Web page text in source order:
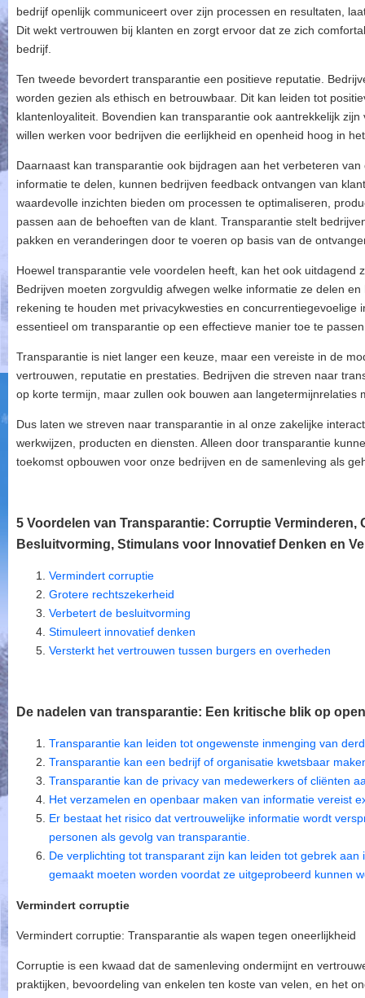
bedrijf openlijk communiceert over zijn processen en resultaten,
Dit wekt vertrouwen bij klanten en zorgt ervoor dat ze zich
bedrijf.
Ten tweede bevordert transparantie een positieve reputatie.
worden gezien als ethisch en betrouwbaar. Dit kan leiden tot
klantenloyaliteit. Bovendien kan transparantie ook aantrekkelijk
willen werken voor bedrijven die eerlijkheid en openheid hoog in
Daarnaast kan transparantie ook bijdragen aan het verbeteren
informatie te delen, kunnen bedrijven feedback ontvangen van
waardevolle inzichten bieden om processen te optimaliseren,
passen aan de behoeften van de klant. Transparantie stelt
pakken en veranderingen door te voeren op basis van de
Hoewel transparantie vele voordelen heeft, kan het ook uitdagend
Bedrijven moeten zorgvuldig afwegen welke informatie ze delen
rekening te houden met privacykwesties en concurrentiegevoelige
essentieel om transparantie op een effectieve manier toe te
Transparantie is niet langer een keuze, maar een vereiste in de
vertrouwen, reputatie en prestaties. Bedrijven die streven naar
op korte termijn, maar zullen ook bouwen aan langetermijnrelaties
Dus laten we streven naar transparantie in al onze zakelijke
werkwijzen, producten en diensten. Alleen door transparantie
toekomst opbouwen voor onze bedrijven en de samenleving als
5 Voordelen van Transparantie: Corruptie Verminderen,
Besluitvorming, Stimulans voor Innovatief Denken en
Vermindert corruptie
Grotere rechtszekerheid
Verbetert de besluitvorming
Stimuleert innovatief denken
Versterkt het vertrouwen tussen burgers en overheden
De nadelen van transparantie: Een kritische blik op
Transparantie kan leiden tot ongewenste inmenging van
Transparantie kan een bedrijf of organisatie kwetsbaar
Transparantie kan de privacy van medewerkers of cliënten
Het verzamelen en openbaar maken van informatie vereist
Er bestaat het risico dat vertrouwelijke informatie wordt
personen als gevolg van transparantie.
De verplichting tot transparant zijn kan leiden tot gebrek
gemaakt moeten worden voordat ze uitgeprobeerd kunnen
Vermindert corruptie
Vermindert corruptie: Transparantie als wapen tegen oneerlijkheid
Corruptie is een kwaad dat de samenleving ondermijnt en
praktijken, bevoordeling van enkelen ten koste van velen, en het